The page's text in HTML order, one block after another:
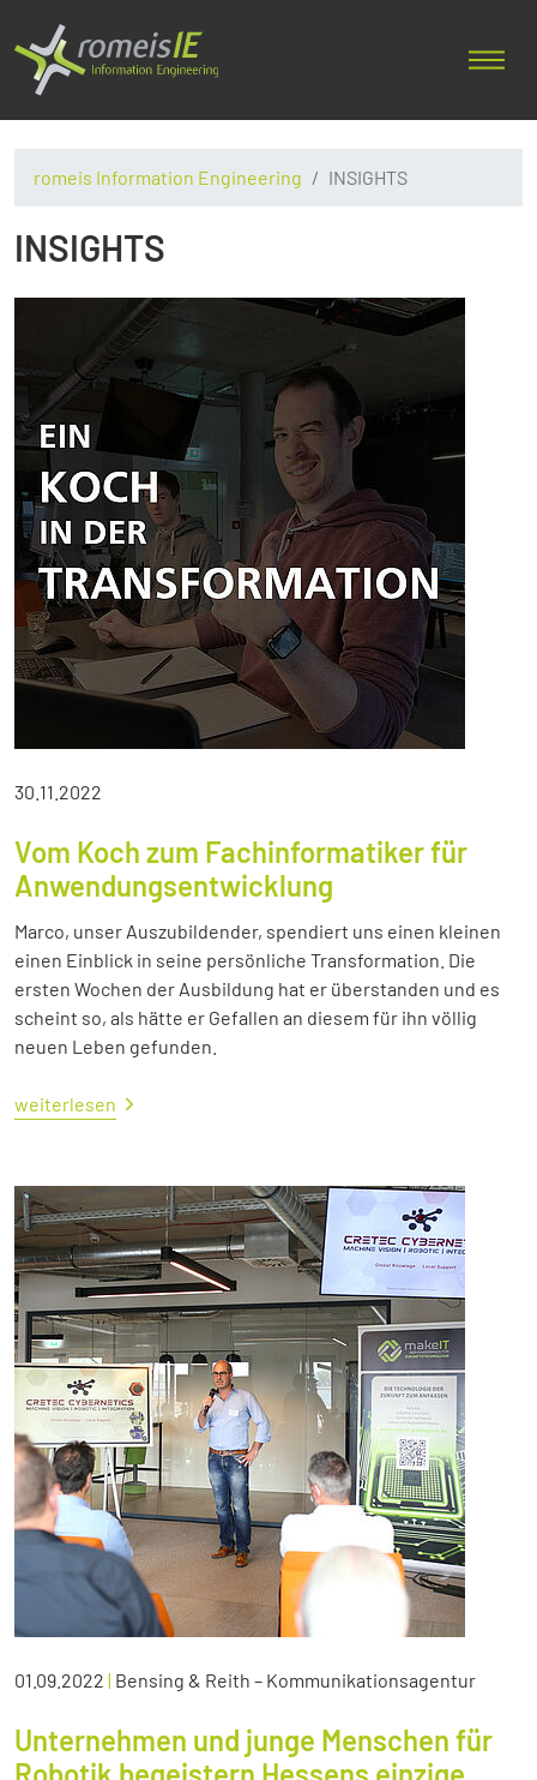
romeis Information Engineering INSIGHTS
INSIGHTS
30.11.2022
Vom Koch zum Fachinformatiker für
Anwendungsentwicklung
Marco, unser Auszubildender, spendiert uns einen kleinen
einen Einblick in seine persönliche Transformation. Die
ersten Wochen der Ausbildung hat er überstanden und es
scheint so, als hätte er Gefallen an diesem für ihn völlig
neuen Leben gefunden.
weiterlesen
01.09.2022 | Bensing & Reith – Kommunikationsagentur
Unternehmen und junge Menschen für